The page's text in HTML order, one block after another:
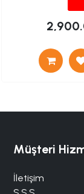
Müşteri
İletişim